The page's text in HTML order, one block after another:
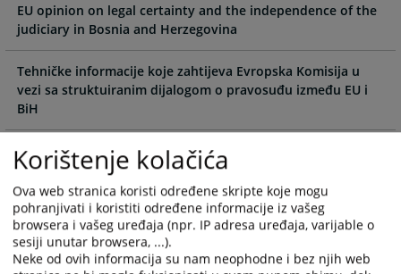
forward
to
interact
with
the
calendar
and
select
a
date.
Press
the
question
mark
forward
to
interact
with
the
and
select
a
date.
Press
the
question
mark
EU opinion on legal certainty and the independence of the
judiciary in Bosnia and Herzegovina
Tehničke informacije koje zahtijeva Evropska Komisija u
vezi sa struktuiranim dijalogom o pravosuđu između EU i
BiH
Stabilisation and association agreement
Korištenje kolačića
Ova web stranica koristi određene skripte koje mogu
pohranjivati i koristiti određene informacije iz vašeg
browsera i vašeg uređaja (npr. IP adresa uređaja, varijable o
sesiji unutar browsera, ...).
Neke od ovih informacija su nam neophodne i bez njih web